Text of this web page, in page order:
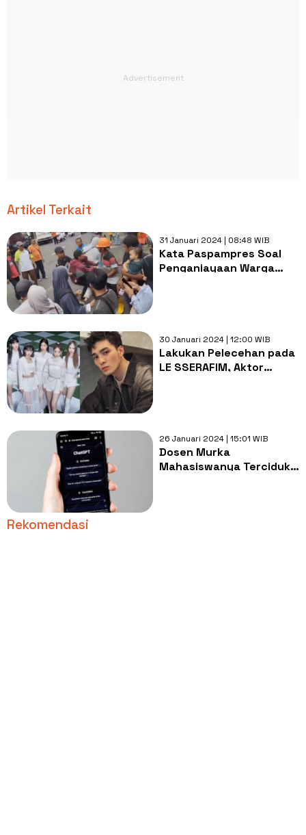
Artikel Terkait
31 Januari 2024 | 08:48 WIB
Kata Paspampres Soal
Penganiayaan Warga
30 Januari 2024 | 12:00 WIB
Lakukan Pelecehan pada
LE SSERAFIM, Aktor
26 Januari 2024 | 15:01 WIB
Dosen Murka
Mahasiswanya Terciduk
Rekomendasi